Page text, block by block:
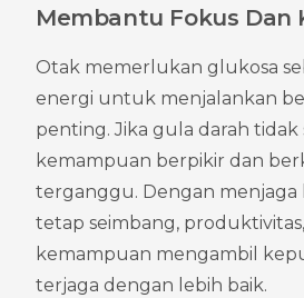
Membantu Fokus Dan
Otak memerlukan glukosa
energi untuk menjalankan
penting. Jika gula darah tidak
kemampuan berpikir dan
terganggu. Dengan menjaga
tetap seimbang,
kemampuan mengambil
terjaga dengan lebih baik.